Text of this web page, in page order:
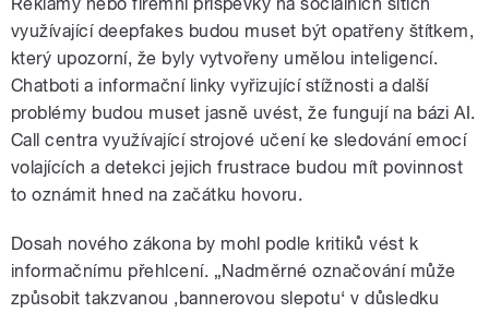
využívající deepfakes budou muset být opatřeny štítkem,
který upozorní, že byly vytvořeny umělou inteligencí.
Chatboti a informační linky vyřizující stížnosti a další
problémy budou muset jasně uvést, že fungují na bázi AI.
Call centra využívající strojové učení ke sledování emocí
volajících a detekci jejich frustrace budou mít povinnost
to oznámit hned na začátku hovoru.
Dosah nového zákona by mohl podle kritiků vést k
informačnímu přehlcení. „Nadměrné označování může
způsobit takzvanou ‚bannerovou slepotu‘ v důsledku